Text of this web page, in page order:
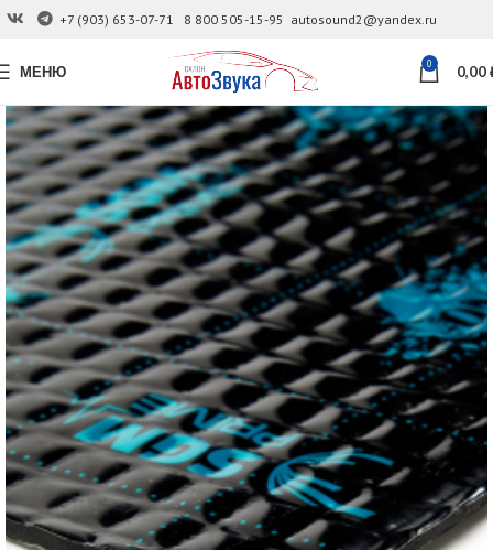
+7 (903) 653-07-71 8 800 505-15-95 autosound2@yandex.ru
МЕНЮ 0 0,00